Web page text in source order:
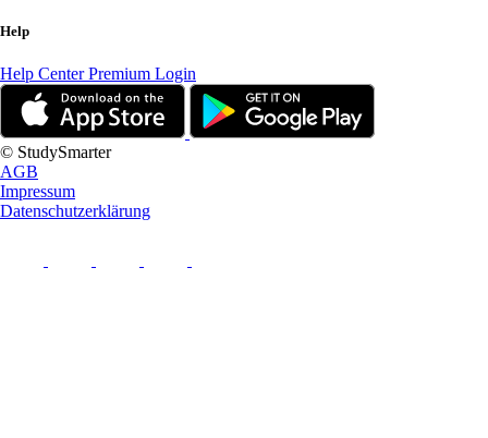
Help
Help CenterPremium Login
© StudySmarter
AGB
Impressum
Datenschutzerklärung